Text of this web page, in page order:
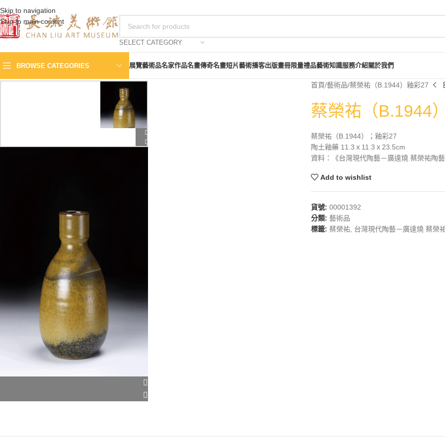
Skip to navigation
Skip to main content
SELECT CATEGORY
BROWSE CATEGORIES 展覽藝術品名家作品名畫傳奇名畫短片藝術播客出版畫冊限量禮品藝術知識服務介紹關於我們
首頁 藝術品 蔡榮祐（B.1944）釉彩27
蔡榮祐（B.1944
蔡榮祐（B.1944）；釉彩27
陶土釉藥 11.3ｘ11.3ｘ23.5cm
資料：《台灣現代陶藝－廣達燒 蔡榮祐陶
Add to wishlist
貨號: 00001392
分類: 藝術品
標籤: 蔡榮祐, 台灣現代陶藝－廣達燒 蔡榮